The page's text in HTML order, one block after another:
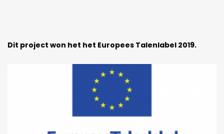
Dit project won het het Europees Talenlabel 2019.